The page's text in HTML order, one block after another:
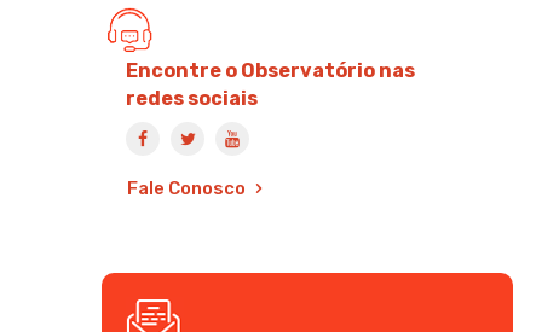
Encontre o Observatório nas
redes sociais
Fale Conosco